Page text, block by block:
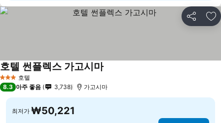
공유 즐
3 성급 호텔
호텔 썬플렉스 가고시마
8.3 아주 좋음 3,738 가고시마
최저가 ₩50,221